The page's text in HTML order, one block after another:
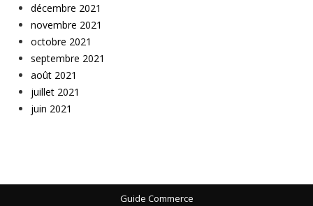
décembre 2021
novembre 2021
octobre 2021
septembre 2021
août 2021
juillet 2021
juin 2021
Guide Commerce